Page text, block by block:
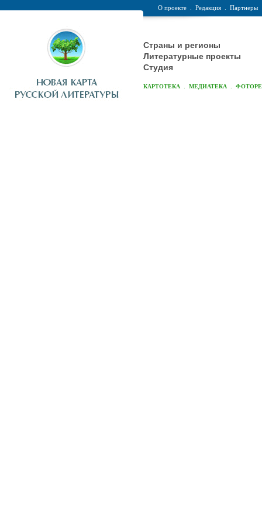
О проекте Редакция Партнеры
Страны и регионы
Литературные проекты
Студия
КАРТОТЕКА МЕДИАТЕКА